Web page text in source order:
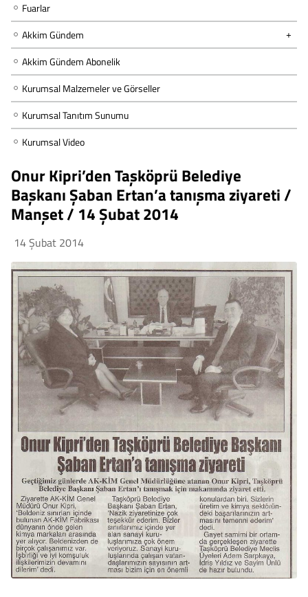
Fuarlar
Akkim Gündem
Akkim Gündem Abonelik
Kurumsal Malzemeler ve Görseller
Kurumsal Tanıtım Sunumu
Kurumsal Video
Onur Kipri’den Taşköprü Belediye
Başkanı Şaban Ertan’a tanışma ziyareti /
Manşet / 14 Şubat 2014
14 Şubat 2014